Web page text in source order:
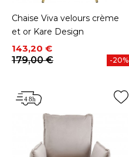
Chaise Viva velours crème
et or Kare Design
Prix
143,20 €
Prix de base
179,00 €
-20%